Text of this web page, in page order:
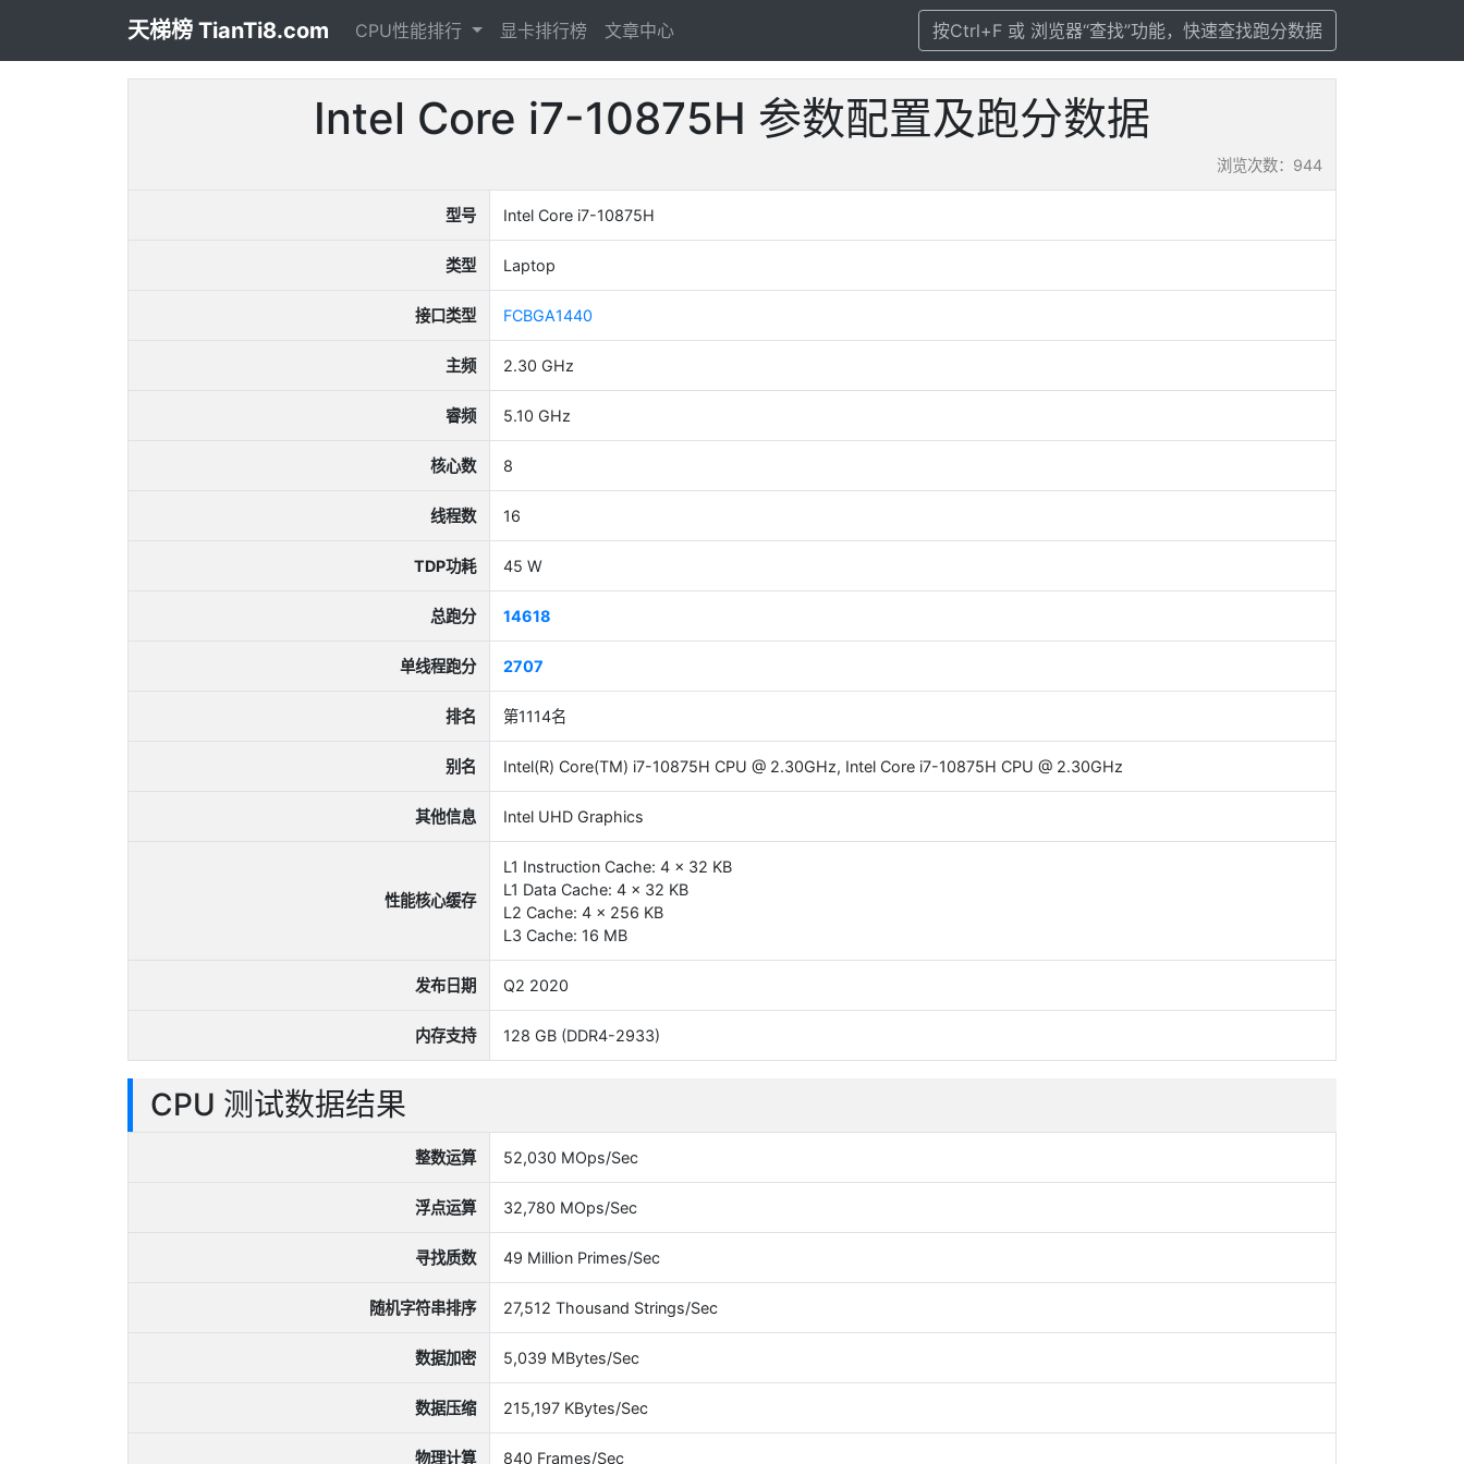
天梯榜 TianTi8.com CPU性能排行 显卡排行榜 文章中心 按Ctrl+F 或 浏览器“查找”功能，快速查找跑分数据
Intel Core i7-10875H 参数配置及跑分数据
浏览次数：944
型号 Intel Core i7-10875H
类型 Laptop
接口类型 FCBGA1440
主频 2.30 GHz
睿频 5.10 GHz
核心数 8
线程数 16
TDP功耗 45 W
总跑分 14618
单线程跑分 2707
排名 第1114名
别名 Intel(R) Core(TM) i7-10875H CPU @ 2.30GHz, Intel Core i7-10875H CPU @ 2.30GHz
其他信息 Intel UHD Graphics
性能核心缓存
L1 Instruction Cache: 4 x 32 KB
L1 Data Cache: 4 x 32 KB
L2 Cache: 4 x 256 KB
L3 Cache: 16 MB
发布日期 Q2 2020
内存支持 128 GB (DDR4-2933)
CPU 测试数据结果
整数运算 52,030 MOps/Sec
浮点运算 32,780 MOps/Sec
寻找质数 49 Million Primes/Sec
随机字符串排序 27,512 Thousand Strings/Sec
数据加密 5,039 MBytes/Sec
数据压缩 215,197 KBytes/Sec
物理计算 840 Frames/Sec